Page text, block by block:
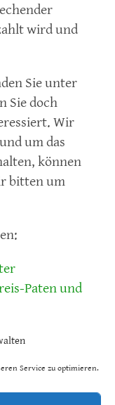
Service zu optimieren.
wird und
Sie unter
Sie doch
Wir
um das
können
bitten um
Paten und